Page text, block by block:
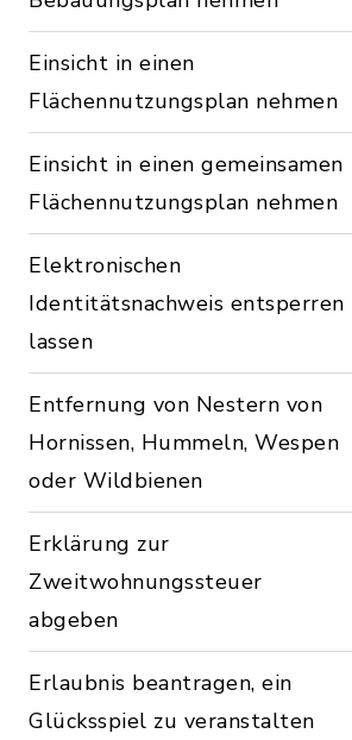
Einsicht in einen
Flächennutzungsplan nehmen
Einsicht in einen gemeinsamen
Flächennutzungsplan nehmen
Elektronischen
Identitätsnachweis entsperren
lassen
Entfernung von Nestern von
Hornissen, Hummeln, Wespen
oder Wildbienen
Erklärung zur
Zweitwohnungssteuer
abgeben
Erlaubnis beantragen, ein
Glücksspiel zu veranstalten